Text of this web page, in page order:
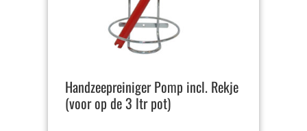
Handzeepreiniger Pomp incl. Rekje
(voor op de 3 ltr pot)